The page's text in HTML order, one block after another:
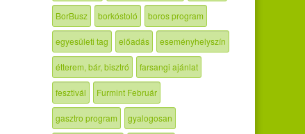
BorBusz borkóstoló boros program
egyesületi tag előadás eseményhelyszín
étterem, bár, bisztró farsangi ajánlat
fesztivál Furmint Február
gasztro program gyalogosan